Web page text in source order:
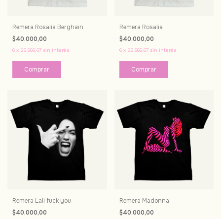
Remera Rosalia Berghain
$40.000,00
6 x $6.666,67 sin interés
Comprar
Remera Rosalia
$40.000,00
6 x $6.666,67 sin interés
Comprar
Remera Lali fuck you
$40.000,00
Remera Madonna
$40.000,00